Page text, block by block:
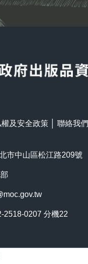
權及安全政策 聯絡我們
市中山區松江路209號
2518-0207 分機22